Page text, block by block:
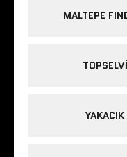
MALTEPE